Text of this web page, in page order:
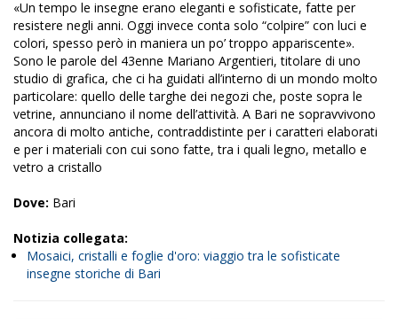
«Un tempo le insegne erano eleganti e sofisticate, fatte per
resistere negli anni. Oggi invece conta solo “colpire” con luci e
colori, spesso però in maniera un po’ troppo appariscente».
Sono le parole del 43enne Mariano Argentieri, titolare di uno
studio di grafica, che ci ha guidati all’interno di un mondo molto
particolare: quello delle targhe dei negozi che, poste sopra le
vetrine, annunciano il nome dell’attività. A Bari ne sopravvivono
ancora di molto antiche, contraddistinte per i caratteri elaborati
e per i materiali con cui sono fatte, tra i quali legno, metallo e
vetro a cristallo
Dove: Bari
Notizia collegata:
Mosaici, cristalli e foglie d'oro: viaggio tra le sofisticate
insegne storiche di Bari